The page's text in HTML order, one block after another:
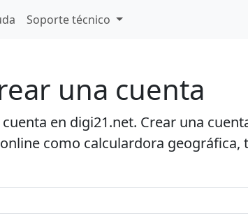
Soporte técnico
una cuenta
en digi21.net. Crear una
como calculardora geográfica,